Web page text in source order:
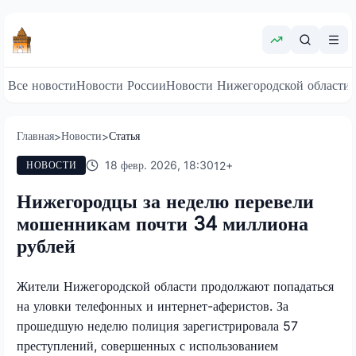
Все новостиНовости РоссииНовости Нижегородской области
Главная>Новости>Статья
НОВОСТИ 18 февр. 2026, 18:3012+
Нижегородцы за неделю перевели
мошенникам почти 34 миллиона
рублей
Жители Нижегородской области продолжают попадаться
на уловки телефонных и интернет-аферистов. За
прошедшую неделю полиция зарегистрировала 57
преступлений, совершенных с использованием